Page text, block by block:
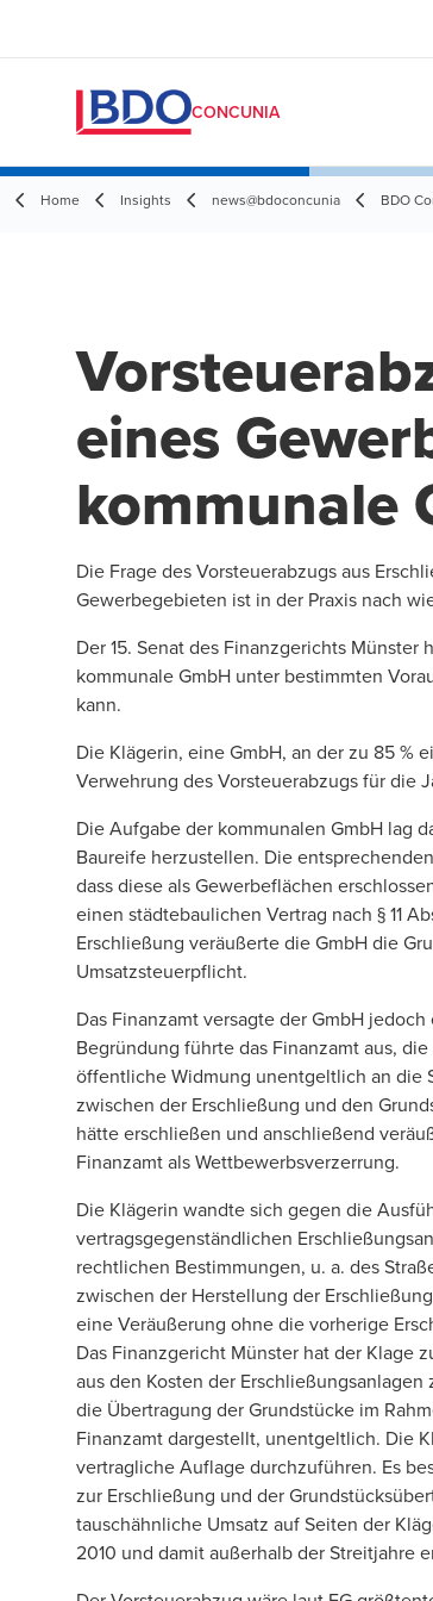
CONCUNIA
Home Insights news@bdoconcunia BDO
eines
kommunale
Die Frage des Vorsteuerabzugs aus
Gewerbegebieten ist in der Praxis nach
Der 15. Senat des Finanzgerichts
kommunale GmbH unter bestimmten
kann.
Die Klägerin, eine GmbH, an der zu 85 %
Verwehrung des Vorsteuerabzugs für die
Die Aufgabe der kommunalen GmbH lag
Baureife herzustellen. Die
dass diese als Gewerbeflächen
einen städtebaulichen Vertrag nach § 11
Erschließung veräußerte die GmbH die
Umsatzsteuerpflicht.
Das Finanzamt versagte der GmbH
Begründung führte das Finanzamt aus,
öffentliche Widmung unentgeltlich an die
zwischen der Erschließung und den
hätte erschließen und anschließend
Finanzamt als Wettbewerbsverzerrung.
Die Klägerin wandte sich gegen die
vertragsgegenständlichen
rechtlichen Bestimmungen, u. a. des
zwischen der Herstellung der
eine Veräußerung ohne die vorherige
Das Finanzgericht Münster hat der Klage
aus den Kosten der
die Übertragung der Grundstücke im
Finanzamt dargestellt, unentgeltlich. Die
vertragliche Auflage durchzuführen. Es
zur Erschließung und der
tauschähnliche Umsatz auf Seiten der
2010 und damit außerhalb der Streitjahre